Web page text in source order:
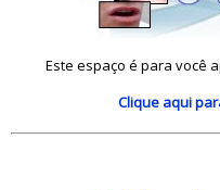
Este espaço é para você
Clique aqui